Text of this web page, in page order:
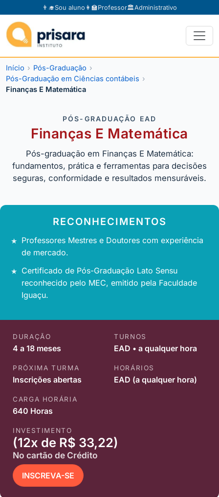
👨‍🎓Sou aluno 👩‍🏫Professor🏛️Administrativo
Início
Pós-Graduação
Pós-Graduação em Ciências contábeis
Finanças E Matemática
PÓS-GRADUAÇÃO EAD
Finanças E Matemática
Pós-graduação em Finanças E Matemática:
fundamentos, prática e ferramentas para decisões
seguras, conformidade e resultados mensuráveis.
RECONHECIMENTOS
Professores Mestres e Doutores com experiência
de mercado.
Certificado de Pós-Graduação Lato Sensu
reconhecido pelo MEC, emitido pela Faculdade
Iguaçu.
DURAÇÃO
4 a 18 meses
TURNOS
EAD • a qualquer hora
PRÓXIMA TURMA
Inscrições abertas
HORÁRIOS
EAD (a qualquer hora)
CARGA HORÁRIA
640 Horas
INVESTIMENTO
(12x de R$ 33,22)
No cartão de Crédito
INSCREVA-SE